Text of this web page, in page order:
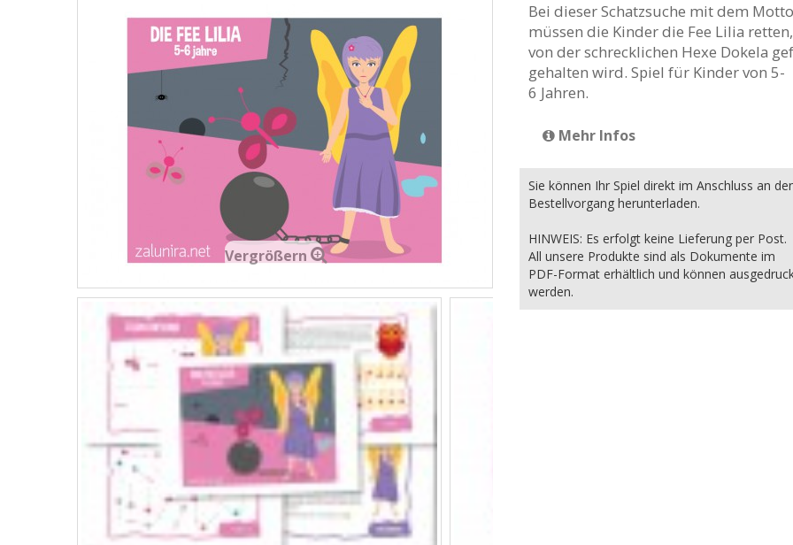
Vergrößern
Bei dieser Schatzsuche mit dem
müssen die Kinder die Fee Lilia
von der schrecklichen Hexe Dokela
gehalten wird. Spiel für Kinder von 5-
6 Jahren.
Mehr Infos
Sie können Ihr Spiel direkt im Anschluss an
Bestellvorgang herunterladen.
HINWEIS: Es erfolgt keine Lieferung per Post.
All unsere Produkte sind als Dokumente im
PDF-Format erhältlich und können
werden.